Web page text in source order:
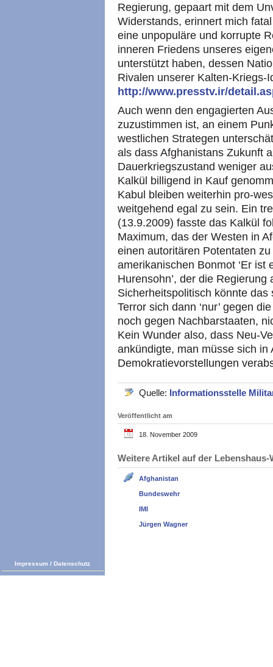
Regierung, gepaart mit dem
Widerstands, erinnert mich
eine unpopuläre und korrupte
inneren Friedens unseres
unterstützt haben, dessen
Rivalen unserer Kalten-Kriegs-
http://www.presstv.ir/
Auch wenn den engagierten
zuzustimmen ist, an einem
westlichen Strategen
als dass Afghanistans Zukunft
Dauerkriegszustand weniger
Kalkül billigend in Kauf
Kabul bleiben weiterhin pro-
weitgehend egal zu sein. Ein
(13.9.2009) fasste das Kalkül
Maximum, das der Westen in
einen autoritären Potentaten
amerikanischen Bonmot ‘Er
Hurensohn’, der die
Sicherheitspolitisch könnte
Terror sich dann ‘nur’ gegen
noch gegen Nachbarstaaten,
Kein Wunder also, dass Neu-
ankündigte, man müsse sich
Demokratievorstellungen
Quelle: Informationsstelle
Veröffentlicht am
18. November 2009
Weitere Artikel auf der
Afghanistan
Bundeswehr
IMI
Jürgen Wagner
Impressum / Datenschutz